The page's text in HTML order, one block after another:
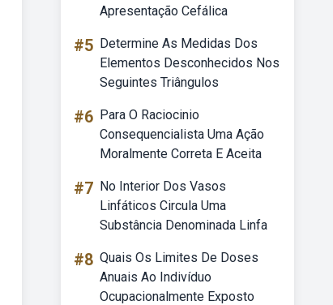
Apresentação Cefálica
#5 Determine As Medidas Dos
Elementos Desconhecidos Nos
Seguintes Triângulos
#6 Para O Raciocinio
Consequencialista Uma Ação
Moralmente Correta E Aceita
#7 No Interior Dos Vasos
Linfáticos Circula Uma
Substância Denominada Linfa
#8 Quais Os Limites De Doses
Anuais Ao Indivíduo
Ocupacionalmente Exposto